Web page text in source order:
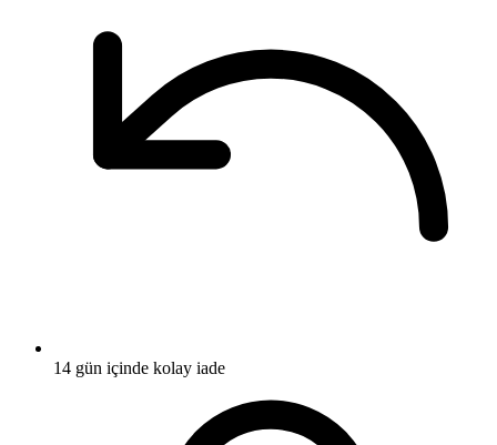
14 gün içinde kolay iade